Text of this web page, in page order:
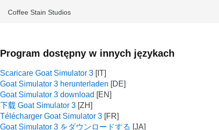
Coffee Stain Studios
Program dostępny w innych językach
Scaricare Goat Simulator 3
Goat Simulator 3 herunterladen
Goat Simulator 3 download
下载 Goat Simulator 3
Télécharger Goat Simulator 3
Goat Simulator 3 をダウンロードする